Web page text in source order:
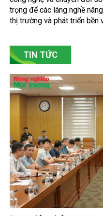
các đơn vị thuộc Bộ Nông
gia, nhà khoa học, Sở
Châu và đại diện các cơ
Gốm Ngọc Phù
nghề bằng khoa học
đổi số
Bảo tồn giá trị truyền
công nghệ và chuyển đổi
trọng để các làng nghề
thị trường và phát triển bền
xã Phù Lãng, tỉnh Bắc
xuất đã chủ động đổi mới